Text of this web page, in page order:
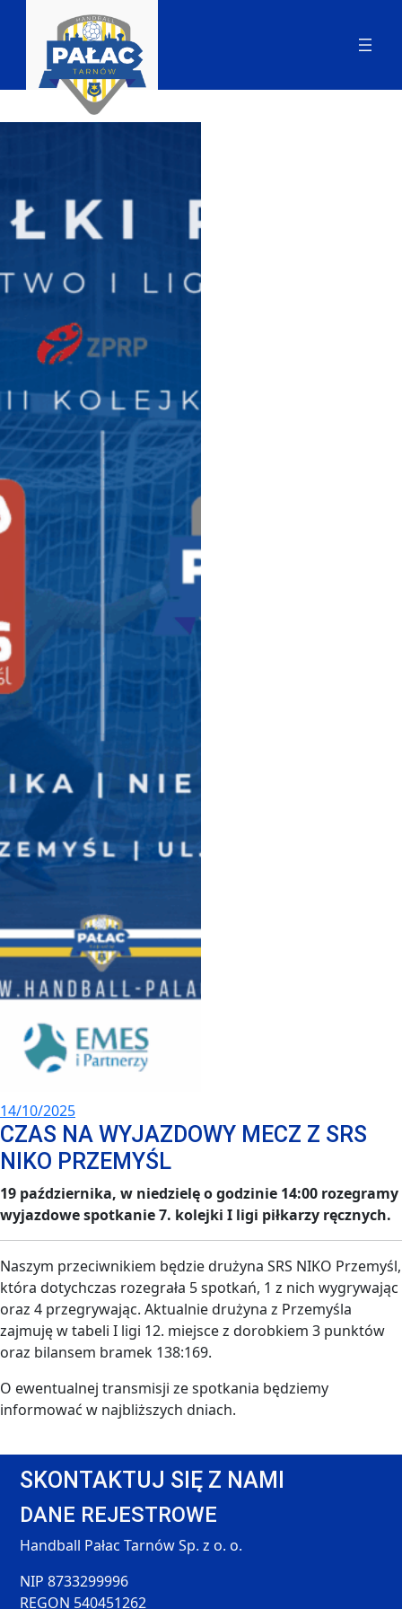
14/10/2025
CZAS NA WYJAZDOWY MECZ Z SRS
NIKO PRZEMYŚL
19 października, w niedzielę o godzinie 14:00 rozegramy
wyjazdowe spotkanie 7. kolejki I ligi piłkarzy ręcznych.
Naszym przeciwnikiem będzie drużyna SRS NIKO Przemyśl,
która dotychczas rozegrała 5 spotkań, 1 z nich wygrywając
oraz 4 przegrywając. Aktualnie drużyna z Przemyśla
zajmuję w tabeli I ligi 12. miejsce z dorobkiem 3 punktów
oraz bilansem bramek 138:169.
O ewentualnej transmisji ze spotkania będziemy
informować w najbliższych dniach.
SKONTAKTUJ SIĘ Z NAMI
DANE REJESTROWE
Handball Pałac Tarnów Sp. z o. o.
NIP 8733299996
REGON 540451262